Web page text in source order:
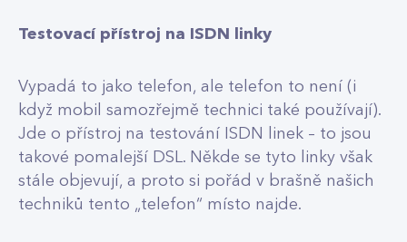
Testovací přístroj na ISDN linky
Vypadá to jako telefon, ale telefon to není (i
když mobil samozřejmě technici také používají).
Jde o přístroj na testování ISDN linek – to jsou
takové pomalejší DSL. Někde se tyto linky však
stále objevují, a proto si pořád v brašně našich
techniků tento „telefon“ místo najde.